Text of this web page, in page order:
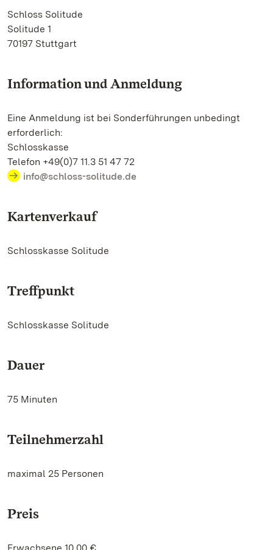
Schloss Solitude
Solitude 1
70197 Stuttgart
Information und Anmeldung
Eine Anmeldung ist bei Sonderführungen unbedingt
erforderlich:
Schlosskasse
Telefon +49(0)7 11.3 51 47 72
info@schloss-solitude.de
Kartenverkauf
Schlosskasse Solitude
Treffpunkt
Schlosskasse Solitude
Dauer
75 Minuten
Teilnehmerzahl
maximal 25 Personen
Preis